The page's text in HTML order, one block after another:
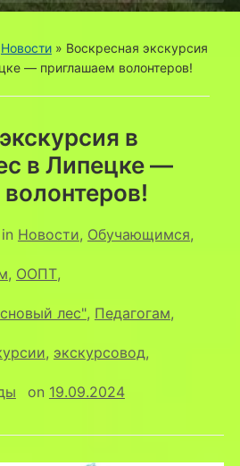
Новости» Воскресная экскурсия
— приглашаем волонтеров!
в
в Липецке —
in Новости, Обучающимся,
, ООПТ,
лес", Педагогам,
, экскурсовод,
on 19.09.2024